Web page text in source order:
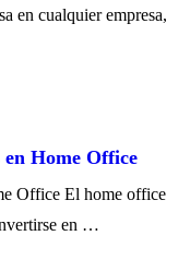
en cualquier empresa,
Home Office
Office El home office
en …